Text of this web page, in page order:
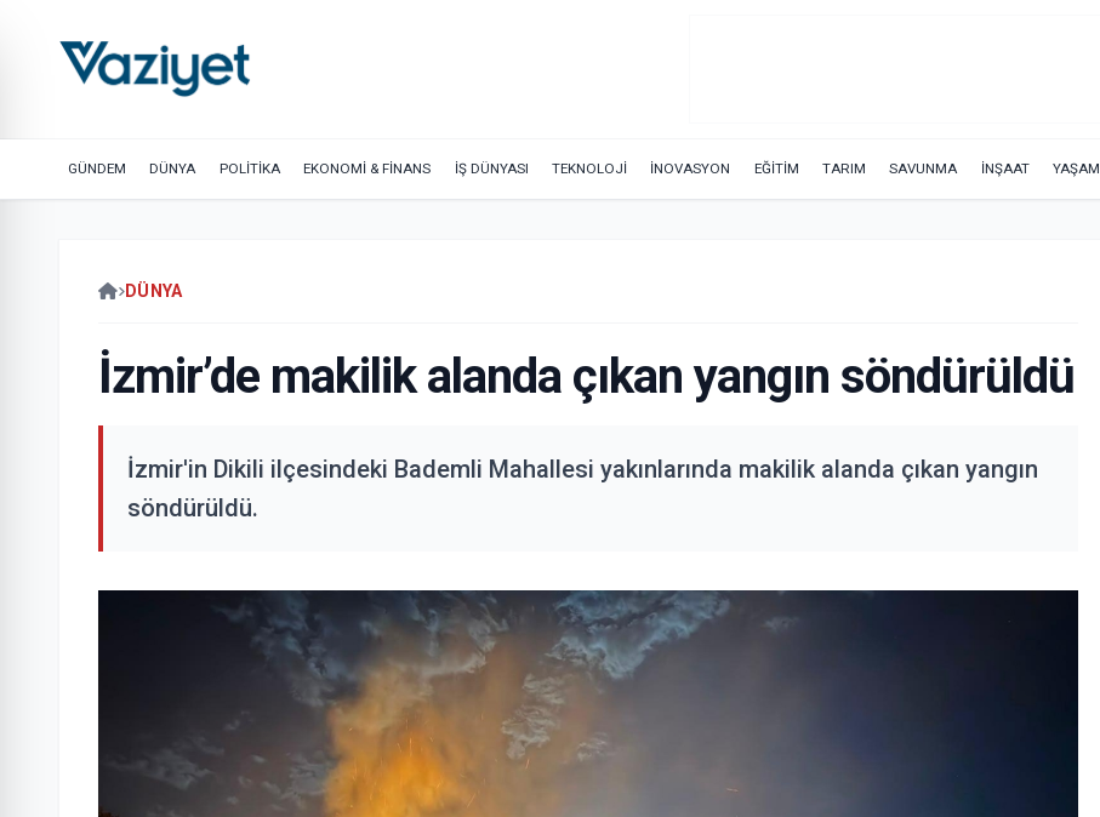
GÜNDEM DÜNYA POLİTİKA EKONOMİ & FİNANS İŞ DÜNYASI TEKNOLOJİ İNOVASYON EĞİTİM TARIM SAVUNMA İNŞAAT YAŞAM
DÜNYA
İzmir’de makilik alanda çıkan yangın söndürüldü
İzmir'in Dikili ilçesindeki Bademli Mahallesi yakınlarında makilik alanda çıkan yangın
söndürüldü.